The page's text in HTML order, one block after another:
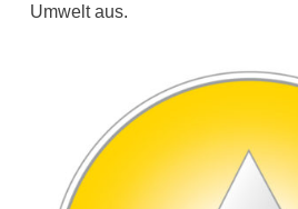
Umwelt aus.